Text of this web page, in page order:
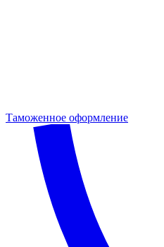
Таможенное оформление